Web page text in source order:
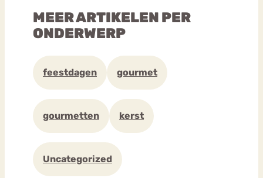
MEER ARTIKELEN PER
ONDERWERP
feestdagen gourmet
gourmetten kerst
Uncategorized